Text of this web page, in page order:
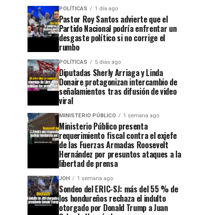
POLÍTICAS 1 día ago
Pastor Roy Santos advierte que el
Partido Nacional podría enfrentar un
desgaste político si no corrige el
rumbo
POLÍTICAS 5 días ago
Diputadas Sherly Arriaga y Linda
Donaire protagonizan intercambio de
señalamientos tras difusión de video
viral
MINISTERIO PÚBLICO 1 semana ago
Ministerio Público presenta
requerimiento fiscal contra el exjefe
de las Fuerzas Armadas Roosevelt
Hernández por presuntos ataques a la
libertad de prensa
JOH 1 semana ago
Sondeo del ERIC-SJ: más del 55 % de
los hondureños rechaza el indulto
otorgado por Donald Trump a Juan